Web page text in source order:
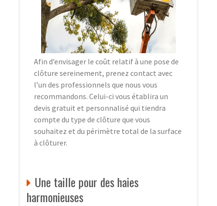
Afin d’envisager le coût relatif à une pose de
clôture sereinement, prenez contact avec
l’un des professionnels que nous vous
recommandons. Celui-ci vous établira un
devis gratuit et personnalisé qui tiendra
compte du type de clôture que vous
souhaitez et du périmètre total de la surface
à clôturer.
Une taille pour des haies
harmonieuses